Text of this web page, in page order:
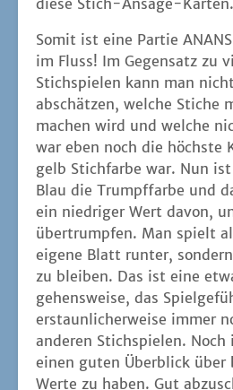
eige­ne Blatt run­ter,
zu blei­ben. Das ist eine
ge­hens­wei­se, das
erstaun­li­cher­wei­se immer
ande­ren Stich­spie­len. Noch
einen guten Über­blick über
Wer­te zu haben. Gut
mög­lich ist und was nicht.
Zusätz­lich sor­gen die
te für eine spe­zi­el­le
blem­los die ers­ten bei­den
set­zen, da vor allem die
de erst so rich­tig Punk­te
eine Par­tie bis zum Ende
dadurch zu fes­seln.
rich­tig gut!
Die Gestal­tung und auch